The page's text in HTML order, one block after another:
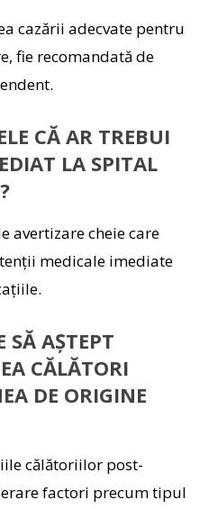
cazării adecvate pentru
fie recomandată de
CĂ AR TREBUI
LA SPITAL
avertizare cheie care
medicale imediate
SĂ AȘTEPT
CĂLĂTORI
DE ORIGINE
călătoriilor post-
factori precum tipul